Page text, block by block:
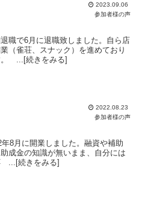
2023.09.06
参加者様の声
職で6月に退職致しました。自ら店
（雀荘、スナック）を進めており
。 ...[続きをみる]
2022.08.23
参加者様の声
年8月に開業しました。融資や補助
成金の知識が無いまま、自分には
...[続きをみる]